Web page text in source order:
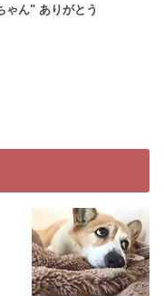
ゃん" ありがとう